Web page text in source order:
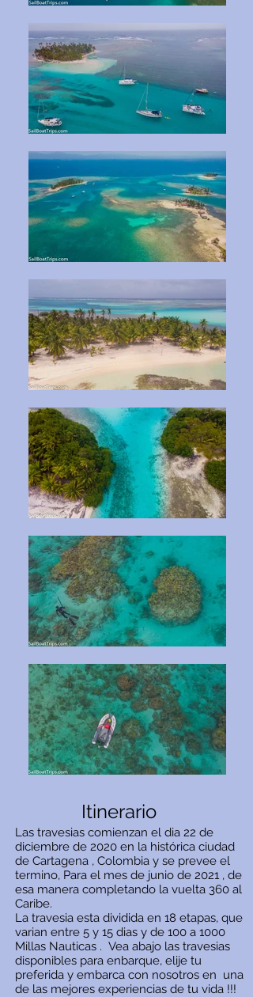
Itinerario
Las travesias comienzan el dia 22 de
diciembre de 2020 en la histórica ciudad
de Cartagena , Colombia y se prevee el
termino, Para el mes de junio de 2021 , de
esa manera completando la vuelta 360 al
Caribe.
La travesia esta dividida en 18 etapas, que
varian entre 5 y 15 dias y de 100 a 1000
Millas Nauticas . Vea abajo las travesias
disponibles para enbarque, elije tu
preferida y embarca con nosotros en una
de las mejores experiencias de tu vida !!!